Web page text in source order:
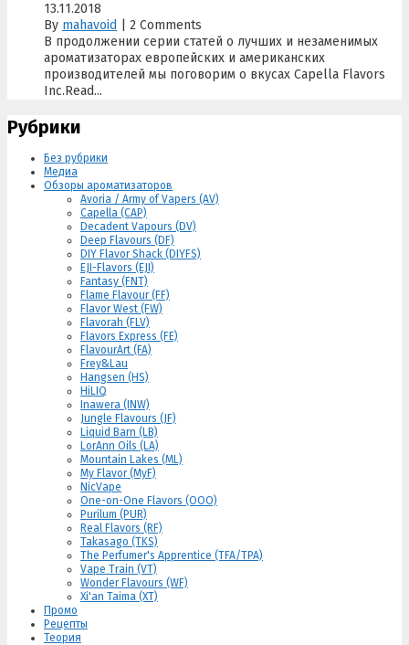
13.11.2018
By mahavoid
2 Comments
В продолжении серии статей о лучших и незаменимых
ароматизаторах европейских и американских
производителей мы поговорим о вкусах Capella Flavors
Inc.Read...
Рубрики
Без рубрики
Медиа
Обзоры ароматизаторов
Avoria / Army of Vapers (AV)
Capella (CAP)
Decadent Vapours (DV)
Deep Flavours (DF)
DIY Flavor Shack (DIYFS)
EJI-Flavors (EJI)
Fantasy (FNT)
Flame Flavour (FF)
Flavor West (FW)
Flavorah (FLV)
Flavors Express (FE)
FlavourArt (FA)
Frey&Lau
Hangsen (HS)
HiLIQ
Inawera (INW)
Jungle Flavours (JF)
Liquid Barn (LB)
LorAnn Oils (LA)
Mountain Lakes (ML)
My Flavor (MyF)
NicVape
One-on-One Flavors (OOO)
Purilum (PUR)
Real Flavors (RF)
Takasago (TKS)
The Perfumer's Apprentice (TFA/TPA)
Vape Train (VT)
Wonder Flavours (WF)
Xi'an Taima (XT)
Промо
Рецепты
Теория